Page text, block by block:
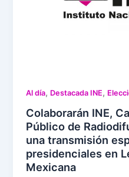
Al día, Destacada INE,
Colaborarán INE,
Público de
una transmisión
presidenciales en
Mexicana